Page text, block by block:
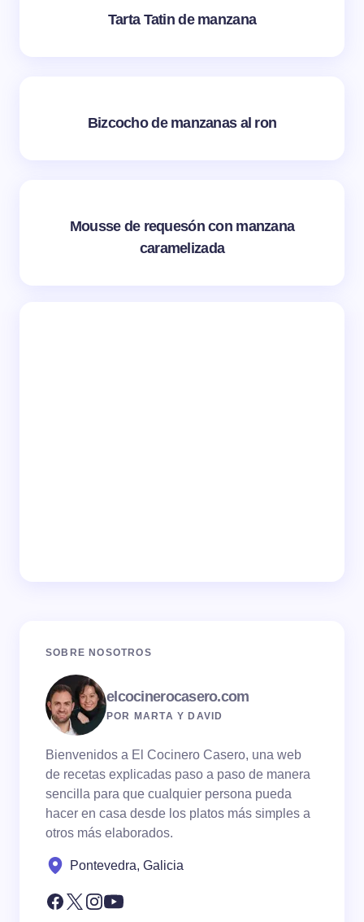
Tarta Tatin de manzana
Bizcocho de manzanas al ron
Mousse de requesón con manzana
caramelizada
SOBRE NOSOTROS
elcocinerocasero.com
POR MARTA Y DAVID
Bienvenidos a El Cocinero Casero, una web
de recetas explicadas paso a paso de manera
sencilla para que cualquier persona pueda
hacer en casa desde los platos más simples a
otros más elaborados.
Pontevedra, Galicia